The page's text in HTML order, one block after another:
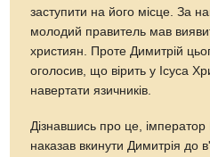
заступити на його місце. За
молодий правитель мав
християн. Проте Димитрій
оголосив, що вірить у Ісуса
навертати язичників.
Дізнавшись про це, імператор
наказав вкинути Димитрія до